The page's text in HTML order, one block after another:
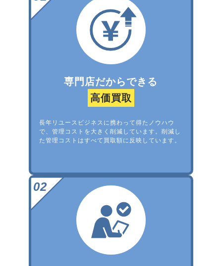
専門店だからできる
高価買取
長年リユースビジネスに携わって得たノウハウ
で、管理コストを大きく削減しています。削減し
た管理コストはすべて買取額に反映しています。